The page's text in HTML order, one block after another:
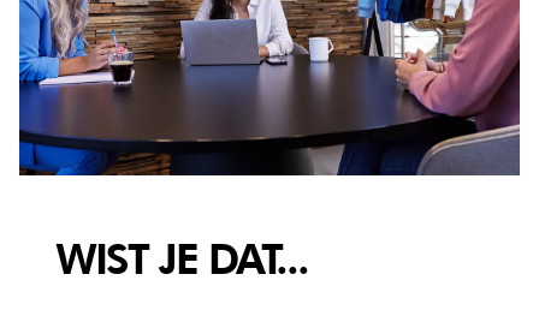
WIST JE DAT...